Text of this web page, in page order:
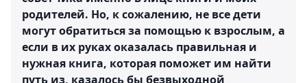
родителей. Но, к сожалению, не все дети
могут обратиться за помощью к взрослым, а
если в их руках оказалась правильная и
нужная книга, которая поможет им найти
путь из, казалось бы безвыходной